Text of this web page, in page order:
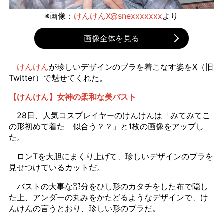
※画像： けんけんX@snexxxxxxxより
画像全体を見る
けんけんが珍しいデザインのブラを着こなす姿をX（旧
Twitter）で魅せてくれた。
【けんけん】女神の柔和な美バスト
28日、人気コスプレイヤーのけんけんは「みてみてこ
の形初めて着た 似合う？？」と1枚の画像をアップし
た。
ロンTを大胆にまくり上げて、珍しいデザインのブラを
見せつけているカットだ。
バストの大事な部分をひし形のカタチをした布で隠し
た上、アンダーの丸みをかたどるようなデザインで、け
んけんの言うとおり、珍しい形のブラだ。